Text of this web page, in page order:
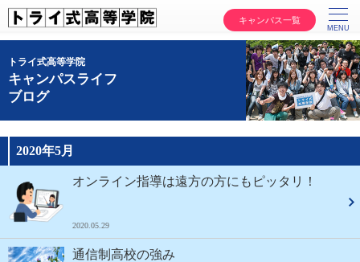
キャンパス一覧
トライ式高等学院
キャンパスライフ
ブログ
2020年5月
オンライン指導は遠方の方にもピッタリ！
2020.05.29
通信制高校の強み